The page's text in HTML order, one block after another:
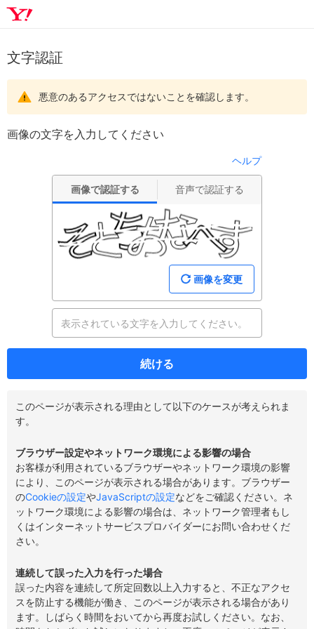
文字認証
悪意のあるアクセスではないことを確認します。
画像の文字を入力してください
ヘルプ
画像で認証する 音声で認証する
画像を変更
続ける
このページが表示される理由として以下のケースが考えられま
す。
ブラウザー設定やネットワーク環境による影響の場合
お客様が利用されているブラウザーやネットワーク環境の影響
により、このページが表示される場合があります。ブラウザー
のCookieの設定やJavaScriptの設定などをご確認ください。ネ
ットワーク環境による影響の場合は、ネットワーク管理者もし
くはインターネットサービスプロバイダーにお問い合わせくだ
さい。
連続して誤った入力を行った場合
誤った内容を連続して所定回数以上入力すると、不正なアクセ
スを防止する機能が働き、このページが表示される場合があり
ます。しばらく時間をおいてから再度お試しください。なお、